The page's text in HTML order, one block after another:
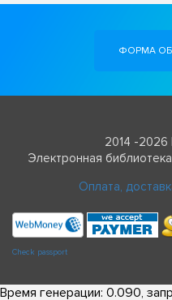
ФОРМА
2014 -2026
Электронная
Оплата,
Check passport
Время генерации: 0.090,